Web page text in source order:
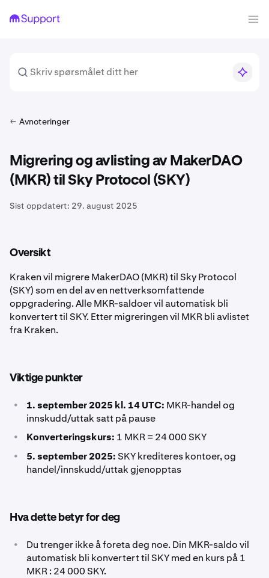
Avnoteringer
Migrering og avlisting av MakerDAO
(MKR) til Sky Protocol (SKY)
Sist oppdatert: 29. august 2025
Oversikt
Kraken vil migrere MakerDAO (MKR) til Sky Protocol
(SKY) som en del av en nettverksomfattende
oppgradering. Alle MKR-saldoer vil automatisk bli
konvertert til SKY. Etter migreringen vil MKR bli avlistet
fra Kraken.
Viktige punkter
• 1. september 2025 kl. 14 UTC: MKR-handel og
innskudd/uttak satt på pause
• Konverteringskurs: 1 MKR = 24 000 SKY
• 5. september 2025:SKY krediteres kontoer, og
handel/innskudd/uttak gjenopptas
Hva dette betyr for deg
•
Du trenger ikke å foreta deg noe. Din MKR-saldo vil
automatisk bli konvertert til SKY med en kurs på 1
MKR : 24 000 SKY.